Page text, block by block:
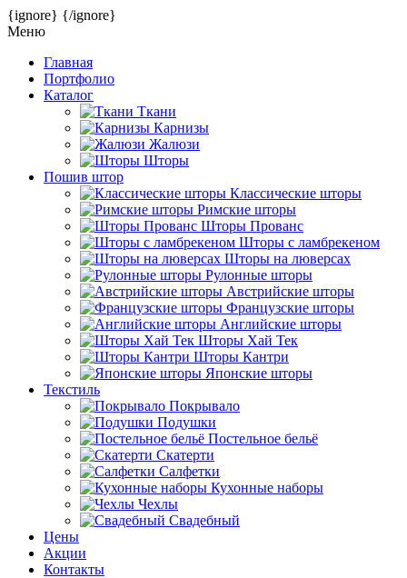
{ignore} {/ignore}
Меню
Главная
Портфолио
Каталог
Ткани
Карнизы
Жалюзи
Шторы
Пошив штор
Классические шторы
Римские шторы
Шторы Прованс
Шторы с ламбрекеном
Шторы на люверсах
Рулонные шторы
Австрийские шторы
Французские шторы
Английские шторы
Шторы Хай Тек
Шторы Кантри
Японские шторы
Текстиль
Покрывало
Подушки
Постельное бельё
Скатерти
Салфетки
Кухонные наборы
Чехлы
Свадебный
Цены
Акции
Контакты